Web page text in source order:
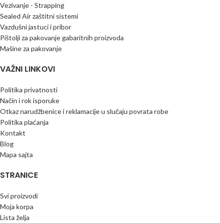
Vezivanje - Strapping
Sealed Air zaštitni sistemi
Vazdušni jastuci i pribor
Pištolji za pakovanje gabaritnih proizvoda
Mašine za pakovanje
VAŽNI LINKOVI
Politika privatnosti
Način i rok isporuke
Otkaz narudžbenice i reklamacije u slučaju povrata robe
Politika plaćanja
Kontakt
Blog
Mapa sajta
STRANICE
Svi proizvodi
Moja korpa
Lista želja